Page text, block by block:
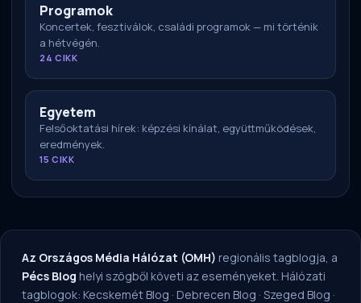
Programok
Koncertek, fesztiválok, családi programok — mi történik
a hétvégén.
24 CIKK
Egyetem
Felsőoktatási hírek: képzési kínálat, együttműködések,
eredmények.
15 CIKK
Az Országos Média Hálózat (OMH) regionális tagblogja, a
Pécs Blog helyi szögből követi az eseményeket. Hálózati
tagblogok: Kecskemét Blog · Debrecen Blog · Szeged Blog ·